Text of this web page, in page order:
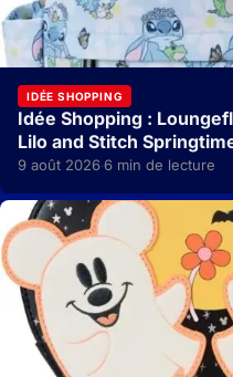
IDÉE SHOPPING
Idée Shopping :
Lilo and Stitch
9 août 2026·6 min de lecture